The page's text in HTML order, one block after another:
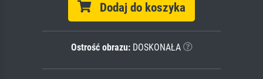
Dodaj do koszyka
Ostrość obrazu:DOSKONAŁA